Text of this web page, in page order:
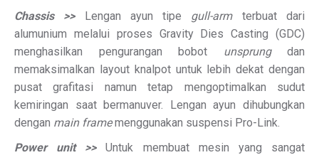
Chassis >> Lengan ayun tipe gull-armterbuat dari
alumunium melalui proses Gravity Dies Casting (GDC)
menghasilkan pengurangan bobot unsprungdan
memaksimalkan layout knalpot untuk lebih dekat dengan
pusat grafitasi namun tetap mengoptimalkan sudut
kemiringan saat bermanuver. Lengan ayun dihubungkan
dengan main framemenggunakan suspensi Pro-Link.
Power unit >>Untuk membuat mesin yang sangat